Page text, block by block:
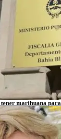
marihuana